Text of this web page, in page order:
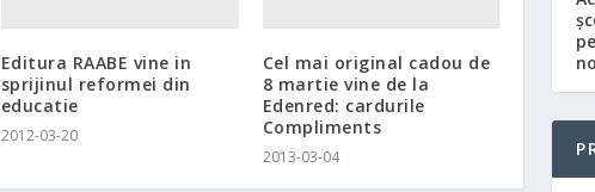
Editura RAABE vine in
sprijinul reformei din
educatie
2012-03-20
Cel mai original cadou de
8 martie vine de la
Edenred: cardurile
Compliments
2013-03-04